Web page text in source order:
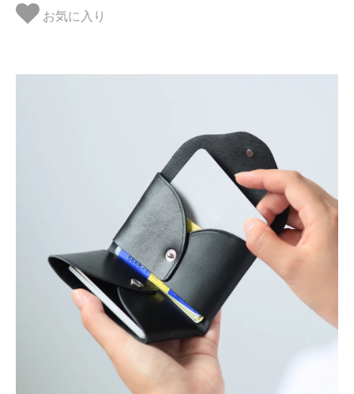
お気に入り